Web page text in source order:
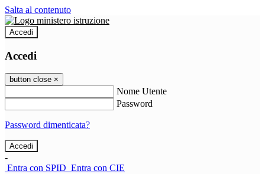
Salta al contenuto
Accedi
Accedi
button close ×
Nome Utente
Password
Password dimenticata?
-
Entra con SPID Entra con CIE